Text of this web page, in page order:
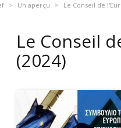
Un aperçu Le Conseil de
Le Conseil
(2024)